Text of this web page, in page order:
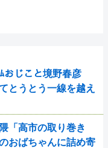
おじこと境野春彦
とうとう一線を越え
「高市の取り巻き
おばちゃんに詰め寄